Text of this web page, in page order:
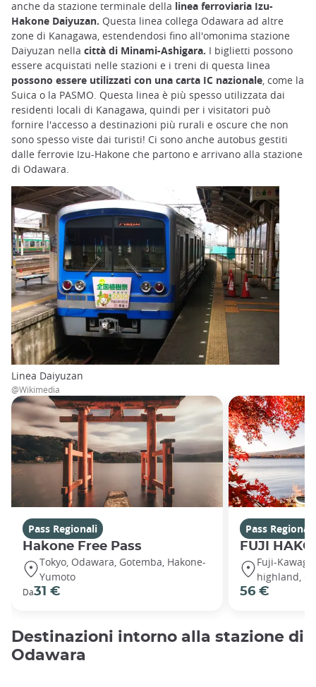
anche da stazione terminale della linea ferroviaria Izu-
Hakone Daiyuzan. Questa linea collega Odawara ad altre
zone di Kanagawa, estendendosi fino all'omonima stazione
Daiyuzan nella città di Minami-Ashigara. I biglietti possono
essere acquistati nelle stazioni e i treni di questa linea
possono essere utilizzati con una carta IC nazionale , come la
Suica o la PASMO. Questa linea è più spesso utilizzata dai
residenti locali di Kanagawa, quindi per i visitatori può
fornire l'accesso a destinazioni più rurali e oscure che non
sono spesso viste dai turisti! Ci sono anche autobus gestiti
dalle ferrovie Izu-Hakone che partono e arrivano alla stazione
di Odawara.
Linea Daiyuzan
@Wikimedia
Pass Regionali
Hakone Free Pass
Tokyo, Odawara, Gotemba, Hakone-
Yumoto
Da31 €
Pass Regionali
FUJI
Fuji-
highland,
56 €
Destinazioni intorno alla stazione di
Odawara